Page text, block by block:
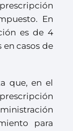
En
es de 4
en casos de
que, en el
para